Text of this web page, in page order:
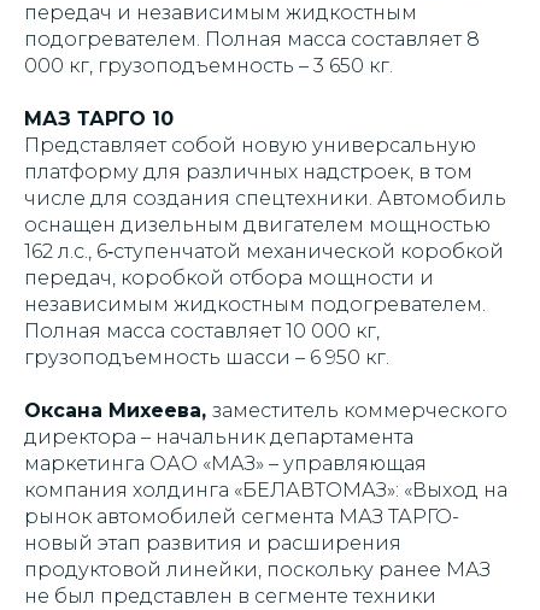
передач и независимым жидкостным
подогревателем. Полная масса составляет 8
000 кг, грузоподъемность – 3 650 кг.
МАЗ ТАРГО 10
Представляет собой новую универсальную
платформу для различных надстроек, в том
числе для создания спецтехники. Автомобиль
оснащен дизельным двигателем мощностью
162 л.с., 6‑ступенчатой механической коробкой
передач, коробкой отбора мощности и
независимым жидкостным подогревателем.
Полная масса составляет 10 000 кг,
грузоподъемность шасси – 6 950 кг.
Оксана Михеева, заместитель коммерческого
директора – начальник департамента
маркетинга ОАО «МАЗ» – управляющая
компания холдинга «БЕЛАВТОМАЗ»: «Выход на
рынок автомобилей сегмента МАЗ ТАРГО-
новый этап развития и расширения
продуктовой линейки, поскольку ранее МАЗ
не был представлен в сегменте техники